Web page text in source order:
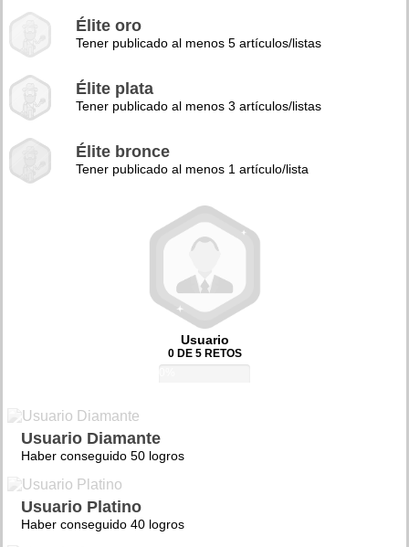
Élite oro
Tener publicado al menos 5 artículos/listas
Élite plata
Tener publicado al menos 3 artículos/listas
Élite bronce
Tener publicado al menos 1 artículo/lista
Usuario
0 DE 5 RETOS
Usuario Diamante
Haber conseguido 50 logros
Usuario Platino
Haber conseguido 40 logros